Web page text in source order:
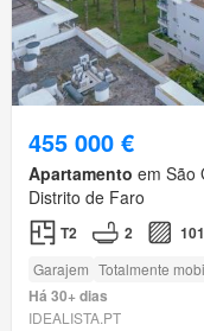
455 000 €
Apartamento em São
Distrito de Faro
T2 2
Garajem Totalmente
Há 30+ dias
IDEALISTA.PT